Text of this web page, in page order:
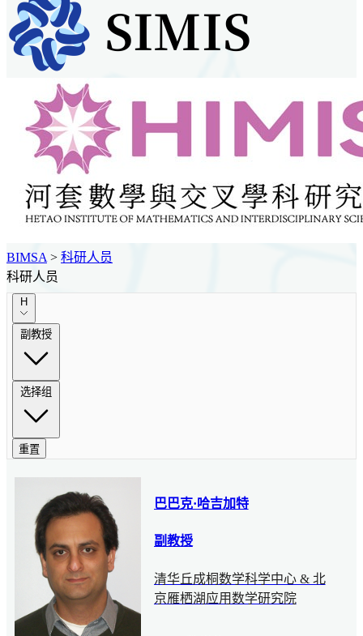
BIMSA > 科研人员
科研人员
H
副教授
选择组
重置
巴巴克·哈吉加特
副教授
清华丘成桐数学科学中心 & 北
京雁栖湖应用数学研究院